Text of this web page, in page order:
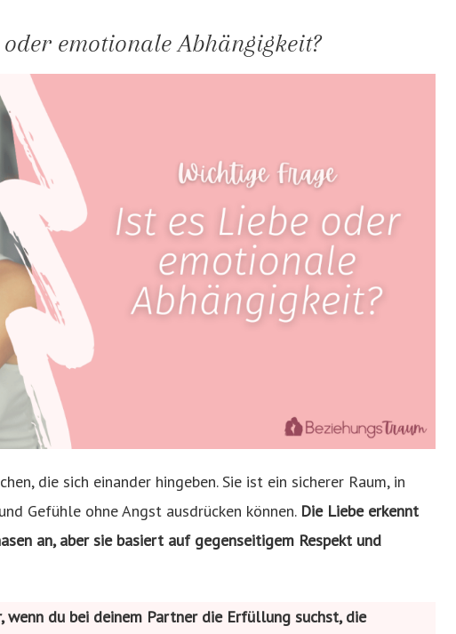
emotionale Abhängigkeit?
die sich einander hingeben. Sie ist ein sicherer Raum, in
Gefühle ohne Angst ausdrücken können. Die Liebe erkennt
an, aber sie basiert auf gegenseitigem Respekt und
du bei deinem Partner die Erfüllung suchst, die